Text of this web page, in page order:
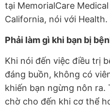
tại MemorialCare
California, nói với Health.
Phải làm gì khi bạn bị
Khi nói đến việc điều trị
đáng buồn, không có
khiến bạn ngừng nôn ra.
chờ cho đến khi cơ thể